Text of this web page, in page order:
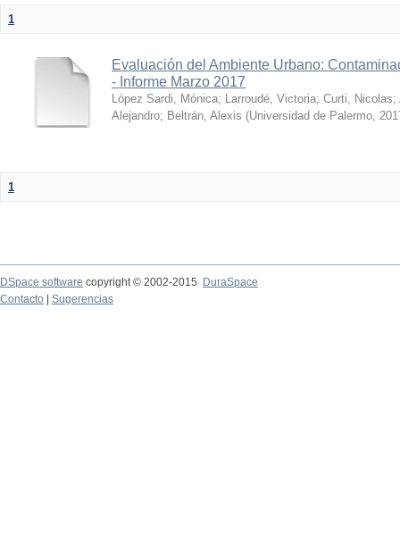
1
Evaluación del Ambiente Urbano:
- Informe Marzo 2017
López Sardi, Mónica; Larroudé, Victoria; Curti, Nicolas;
Alejandro; Beltrán, Alexis (Universidad de Palermo,
1
DSpace software copyright © 2002-2015
DuraSpace
Contacto
Sugerencias